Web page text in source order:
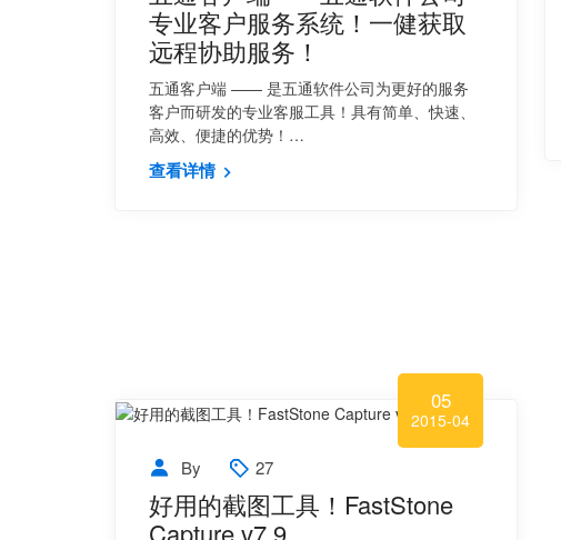
专业客户服务系统！一健获取
远程协助服务！
五通客户端 —— 是五通软件公司为更好的服务
客户而研发的专业客服工具！具有简单、快速、
高效、便捷的优势！…
查看详情
05
2015-04
By 27
好用的截图工具！FastStone
Capture v7.9